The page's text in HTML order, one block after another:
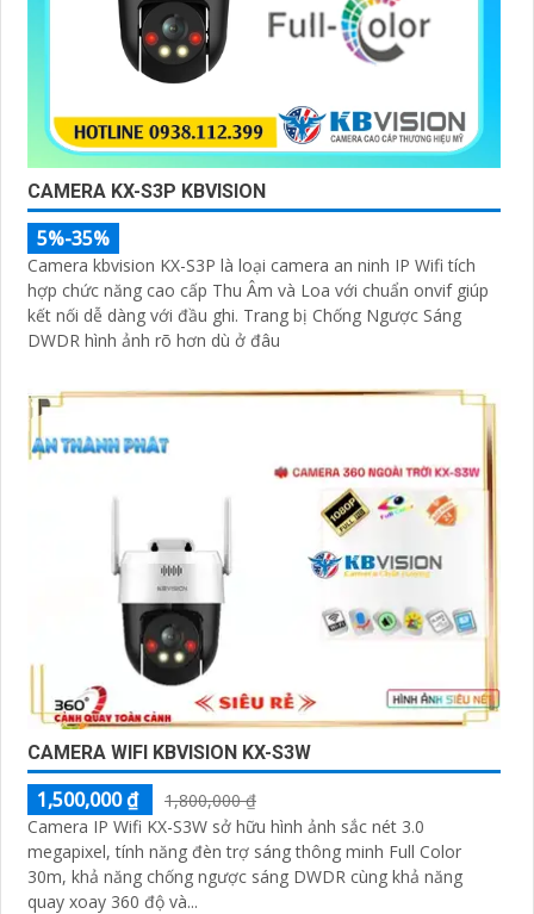
CAMERA KX-S3P KBVISION
5%-35%
Camera kbvision KX-S3P là loại camera an ninh IP Wifi tích
hợp chức năng cao cấp Thu Âm và Loa với chuẩn onvif giúp
kết nối dễ dàng với đầu ghi. Trang bị Chống Ngược Sáng
DWDR hình ảnh rõ hơn dù ở đâu
CAMERA WIFI KBVISION KX-S3W
1,500,000 ₫
1,800,000 ₫
Camera IP Wifi KX-S3W sở hữu hình ảnh sắc nét 3.0
megapixel, tính năng đèn trợ sáng thông minh Full Color
30m, khả năng chống ngược sáng DWDR cùng khả năng
quay xoay 360 độ và...